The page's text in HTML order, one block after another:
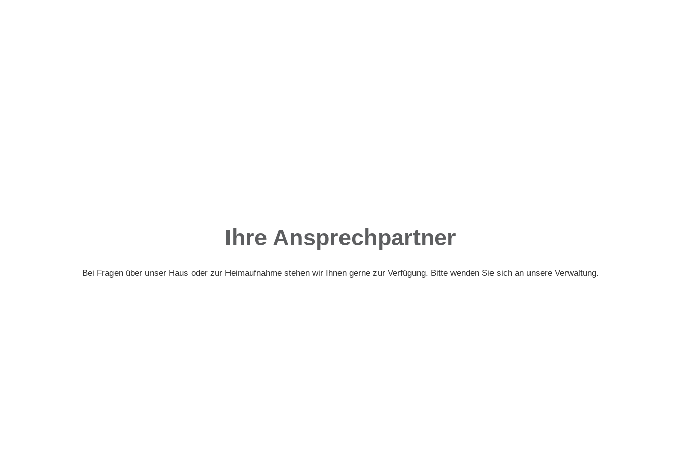
Ihre Ansprechpartner
Bei Fragen über unser Haus oder zur Heimaufnahme stehen wir Ihnen gerne zur Verfügung. Bitte wenden Sie sich an unsere Verwaltung.